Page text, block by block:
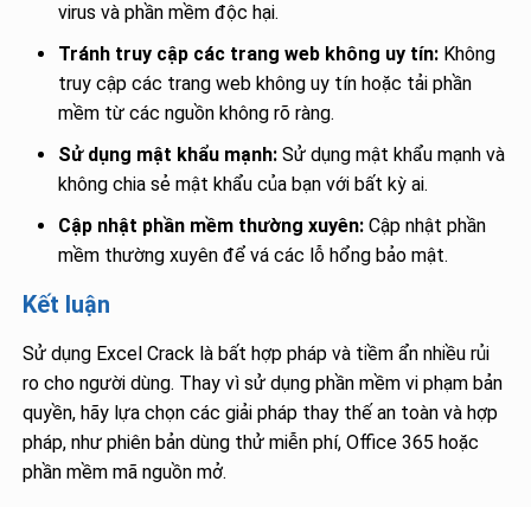
virus và phần mềm độc hại.
Tránh truy cập các trang web không uy tín: Không
truy cập các trang web không uy tín hoặc tải phần
mềm từ các nguồn không rõ ràng.
Sử dụng mật khẩu mạnh: Sử dụng mật khẩu mạnh và
không chia sẻ mật khẩu của bạn với bất kỳ ai.
Cập nhật phần mềm thường xuyên: Cập nhật phần
mềm thường xuyên để vá các lỗ hổng bảo mật.
Kết luận
Sử dụng Excel Crack là bất hợp pháp và tiềm ẩn nhiều rủi
ro cho người dùng. Thay vì sử dụng phần mềm vi phạm bản
quyền, hãy lựa chọn các giải pháp thay thế an toàn và hợp
pháp, như phiên bản dùng thử miễn phí, Office 365 hoặc
phần mềm mã nguồn mở.